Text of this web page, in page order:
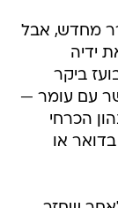
מחדש, אבל
ידיה
ביקר
עם עומר —
הכרחי
או